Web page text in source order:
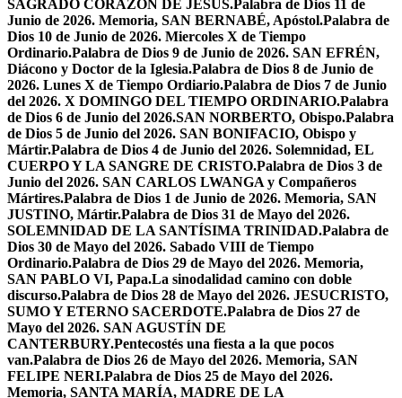
SAGRADO CORAZÓN DE JESÚS.Palabra de Dios 11 de
Junio de 2026. Memoria, SAN BERNABÉ, Apóstol.Palabra de
Dios 10 de Junio de 2026. Miercoles X de Tiempo
Ordinario.Palabra de Dios 9 de Junio de 2026. SAN EFRÉN,
Diácono y Doctor de la Iglesia.Palabra de Dios 8 de Junio de
2026. Lunes X de Tiempo Ordiario.Palabra de Dios 7 de Junio
del 2026. X DOMINGO DEL TIEMPO ORDINARIO.Palabra
de Dios 6 de Junio del 2026.SAN NORBERTO, Obispo.Palabra
de Dios 5 de Junio del 2026. SAN BONIFACIO, Obispo y
Mártir.Palabra de Dios 4 de Junio del 2026. Solemnidad, EL
CUERPO Y LA SANGRE DE CRISTO.Palabra de Dios 3 de
Junio del 2026. SAN CARLOS LWANGA y Compañeros
Mártires.Palabra de Dios 1 de Junio de 2026. Memoria, SAN
JUSTINO, Mártir.Palabra de Dios 31 de Mayo del 2026.
SOLEMNIDAD DE LA SANTÍSIMA TRINIDAD.Palabra de
Dios 30 de Mayo del 2026. Sabado VIII de Tiempo
Ordinario.Palabra de Dios 29 de Mayo del 2026. Memoria,
SAN PABLO VI, Papa.La sinodalidad camino con doble
discurso.Palabra de Dios 28 de Mayo del 2026. JESUCRISTO,
SUMO Y ETERNO SACERDOTE.Palabra de Dios 27 de
Mayo del 2026. SAN AGUSTÍN DE
CANTERBURY.Pentecostés una fiesta a la que pocos
van.Palabra de Dios 26 de Mayo del 2026. Memoria, SAN
FELIPE NERI.Palabra de Dios 25 de Mayo del 2026.
Memoria, SANTA MARÍA, MADRE DE LA